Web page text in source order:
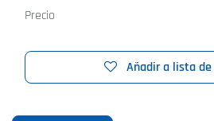
Añadir a lista de
Precio